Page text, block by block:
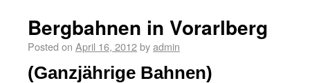
Bergbahnen in Vorarlberg
Posted on April 16, 2012byadmin
(Ganzjährige Bahnen)